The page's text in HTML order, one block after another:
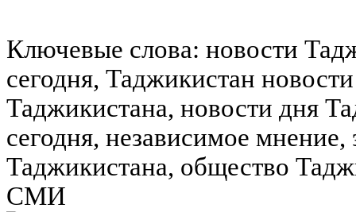
Ключевые слова: новости
сегодня, Таджикистан
Таджикистана, новости дня
сегодня, независимое
Таджикистана, общество
СМИ